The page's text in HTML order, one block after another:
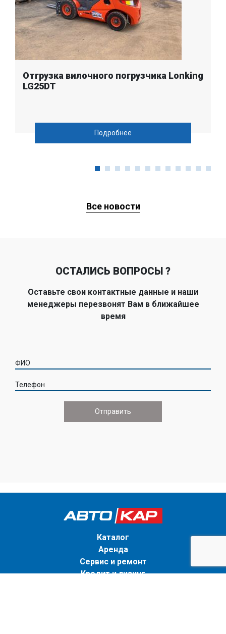
Отгрузка вилочного погрузчика Lonking
LG25DT
Подробнее
Все новости
ОСТАЛИСЬ ВОПРОСЫ ?
Оставьте свои контактные данные и наши
менеджеры перезвонят Вам в ближайшее
время
ФИО
Телефон
Каталог
Аренда
Сервис и ремонт
Кредит и лизинг